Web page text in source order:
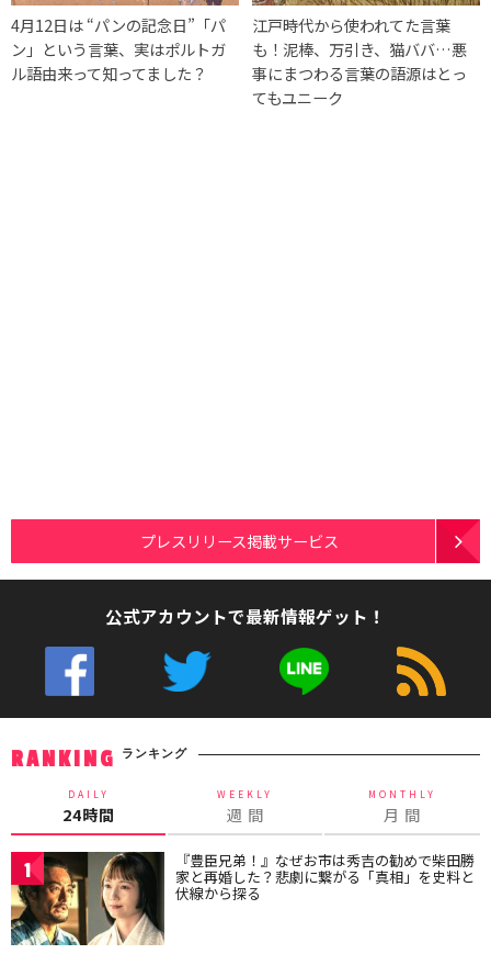
4月12日は “パンの記念日”「パ
ン」という言葉、実はポルトガ
ル語由来って知ってました？
江戸時代から使われてた言葉
も！泥棒、万引き、猫ババ…悪
事にまつわる言葉の語源はとっ
てもユニーク
プレスリリース掲載サービス
公式アカウントで最新情報ゲット！
RANKING ランキング
DAILY
24時間
WEEKLY
週 間
MONTHLY
月 間
1 『豊臣兄弟！』なぜお市は秀吉の勧めで柴田勝
家と再婚した？悲劇に繋がる「真相」を史料と
伏線から探る